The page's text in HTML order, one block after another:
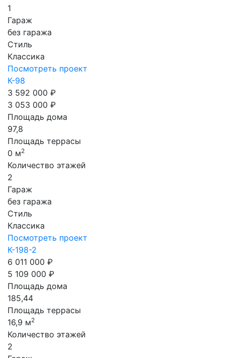
1
Гараж
без гаража
Стиль
Классика
Посмотреть проект
К-98
3 592 000 ₽
3 053 000 ₽
Площадь дома
97,8
Площадь террасы
0 м2
Количество этажей
2
Гараж
без гаража
Стиль
Классика
Посмотреть проект
К-198-2
6 011 000 ₽
5 109 000 ₽
Площадь дома
185,44
Площадь террасы
16,9 м2
Количество этажей
2